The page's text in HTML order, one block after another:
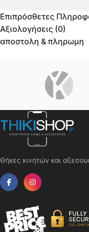
Επιπρόσθετες
Αξιολογήσεις (0)
αποστολη & πληρωμη
Θήκες κινητών και